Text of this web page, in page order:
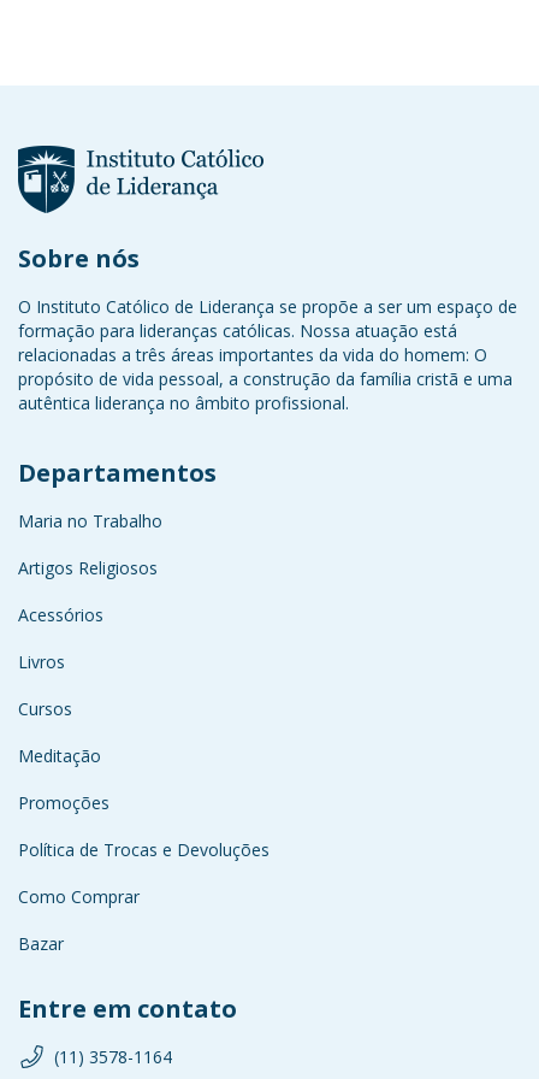
Sobre nós
O Instituto Católico de Liderança se propõe a ser um espaço de
formação para lideranças católicas. Nossa atuação está
relacionadas a três áreas importantes da vida do homem: O
propósito de vida pessoal, a construção da família cristã e uma
autêntica liderança no âmbito profissional.
Departamentos
Maria no Trabalho
Artigos Religiosos
Acessórios
Livros
Cursos
Meditação
Promoções
Política de Trocas e Devoluções
Como Comprar
Bazar
Entre em contato
(11) 3578-1164